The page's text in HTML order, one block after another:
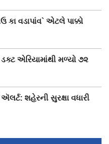
વડાપાંવ` એટલે પાક્કો
એરિયામાંથી મળ્યો ૭૨
શહેરની સુરક્ષા વધારી